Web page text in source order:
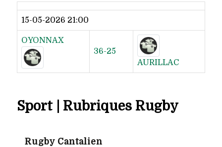
15-05-2026 21:00
OYONNAX
36-25
AURILLAC
Sport | Rubriques Rugby
Rugby Cantalien